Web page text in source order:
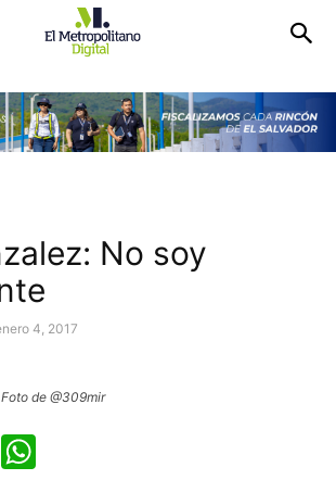
No soy
4, 2017
de @309mir
Threads